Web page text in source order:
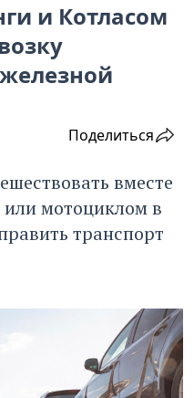
и Котласом
Поделиться
вместе
мотоциклом в
транспорт